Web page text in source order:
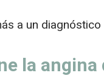
a un
la